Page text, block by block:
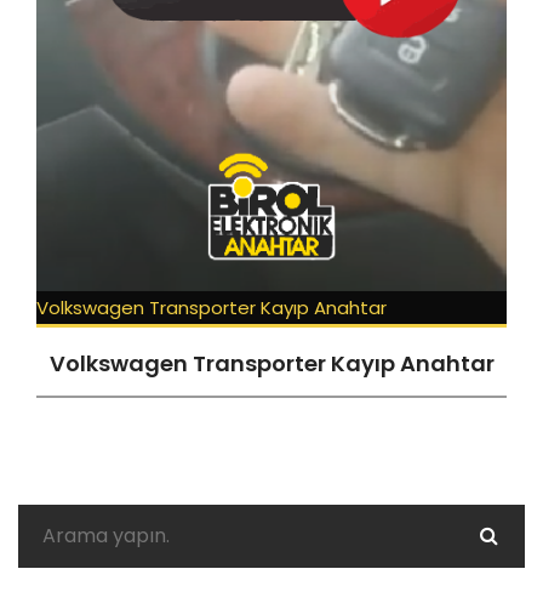
Volkswagen Transporter Kayıp Anahtar
Volkswagen Transporter Kayıp Anahtar